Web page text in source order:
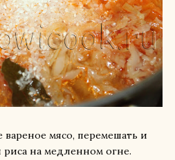
вареное мясо, перемешать и
на медленном огне.